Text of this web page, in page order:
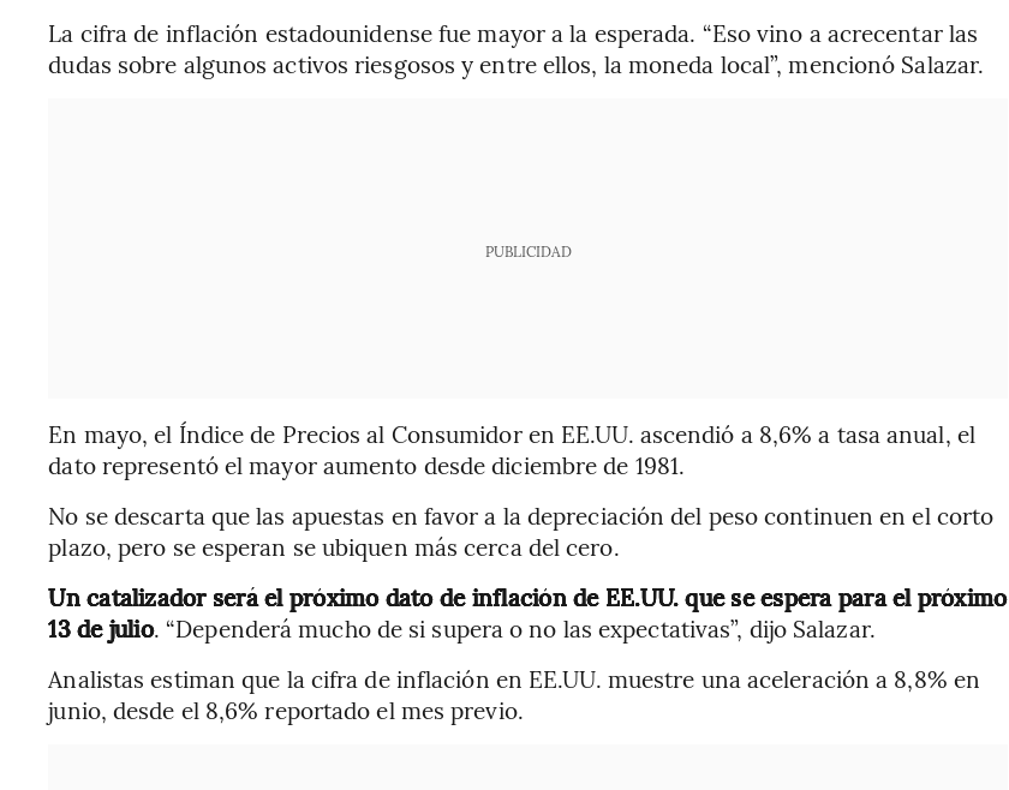
La cifra de inflación estadounidense fue mayor a la esperada. “Eso vino a acrecentar las
dudas sobre algunos activos riesgosos y entre ellos, la moneda local”, mencionó Salazar.
PUBLICIDAD
En mayo, el Índice de Precios al Consumidor en EE.UU. ascendió a 8,6% a tasa anual, el
dato representó el mayor aumento desde diciembre de 1981.
No se descarta que las apuestas en favor a la depreciación del peso continuen en el corto
plazo, pero se esperan se ubiquen más cerca del cero.
Un catalizador será el próximo dato de inflación de EE.UU. que se espera para el próximo
13 de julio. “Dependerá mucho de si supera o no las expectativas”, dijo Salazar.
Analistas estiman que la cifra de inflación en EE.UU. muestre una aceleración a 8,8% en
junio, desde el 8,6% reportado el mes previo.